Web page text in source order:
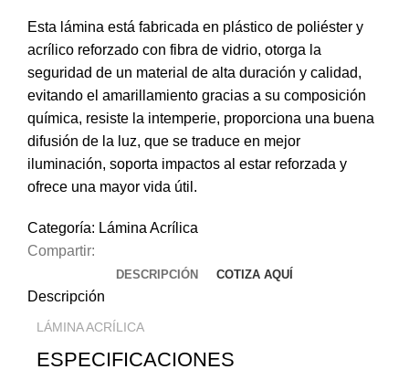
Esta lámina está fabricada en plástico de poliéster y
acrílico reforzado con fibra de vidrio, otorga la
seguridad de un material de alta duración y calidad,
evitando el amarillamiento gracias a su composición
química, resiste la intemperie, proporciona una buena
difusión de la luz, que se traduce en mejor
iluminación, soporta impactos al estar reforzada y
ofrece una mayor vida útil.
Categoría: Lámina Acrílica
Compartir:
DESCRIPCIÓN COTIZA AQUÍ
Descripción
LÁMINA ACRÍLICA
ESPECIFICACIONES